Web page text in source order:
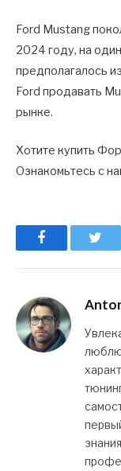
Ford Mustang
2024 году, на
предполагалось
Ford продавать
рынке.
Хотите купить
Ознакомьтесь с
Facebook
люблю